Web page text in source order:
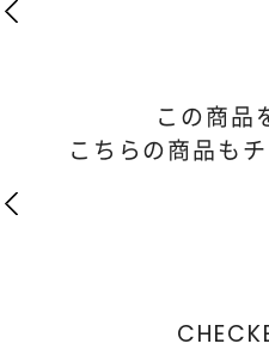
この商品
こちらの商品も